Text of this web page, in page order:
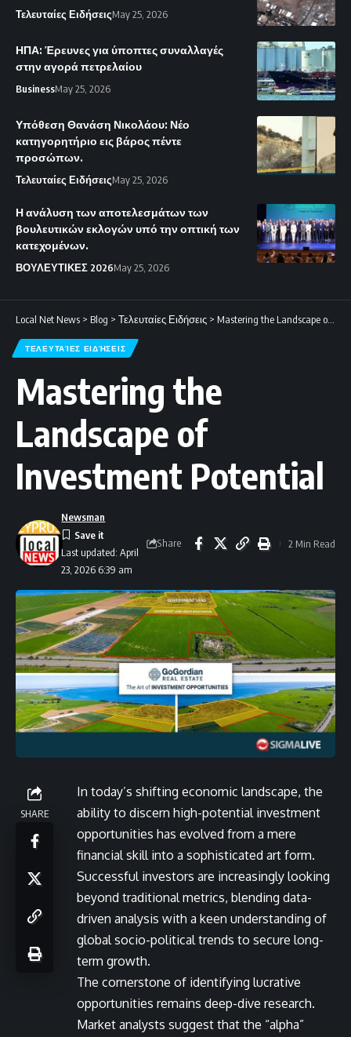
Τελευταίες ΕιδήσειςMay 25, 2026
ΗΠΑ: Έρευνες για ύποπτες συναλλαγές
στην αγορά πετρελαίου
BusinessMay 25, 2026
Υπόθεση Θανάση Νικολάου: Νέο
κατηγορητήριο εις βάρος πέντε
προσώπων.
Τελευταίες ΕιδήσειςMay 25, 2026
Η ανάλυση των αποτελεσμάτων των
βουλευτικών εκλογών υπό την οπτική των
κατεχομένων.
ΒΟΥΛΕΥΤΙΚΕΣ 2026May 25, 2026
Local Net News > Blog > Τελευταίες Ειδήσεις > Mastering the Landscape of Investment Potential
ΤΕΛΕΥΤΑΊΕΣ ΕΙΔΉΣΕΙΣ
Mastering the
Landscape of
Investment Potential
Last updated: April
23, 2026 6:39 am
Newsman
Share 2 Min Read
SHARE
In today’s shifting economic landscape, the
ability to discern high-potential investment
opportunities has evolved from a mere
financial skill into a sophisticated art form.
Successful investors are increasingly looking
beyond traditional metrics, blending data-
driven analysis with a keen understanding of
global socio-political trends to secure long-
term growth.
The cornerstone of identifying lucrative
opportunities remains deep-dive research.
Market analysts suggest that the “alpha”